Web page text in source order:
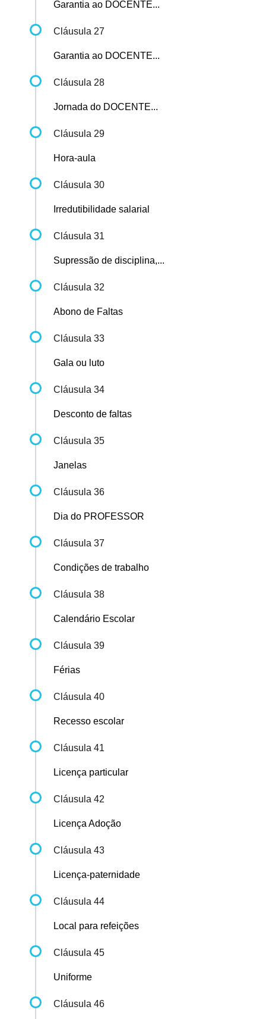
Garantia ao DOCENTE...
Cláusula 27
Garantia ao DOCENTE...
Cláusula 28
Jornada do DOCENTE...
Cláusula 29
Hora-aula
Cláusula 30
Irredutibilidade salarial
Cláusula 31
Supressão de disciplina,...
Cláusula 32
Abono de Faltas
Cláusula 33
Gala ou luto
Cláusula 34
Desconto de faltas
Cláusula 35
Janelas
Cláusula 36
Dia do PROFESSOR
Cláusula 37
Condições de trabalho
Cláusula 38
Calendário Escolar
Cláusula 39
Férias
Cláusula 40
Recesso escolar
Cláusula 41
Licença particular
Cláusula 42
Licença Adoção
Cláusula 43
Licença-paternidade
Cláusula 44
Local para refeições
Cláusula 45
Uniforme
Cláusula 46